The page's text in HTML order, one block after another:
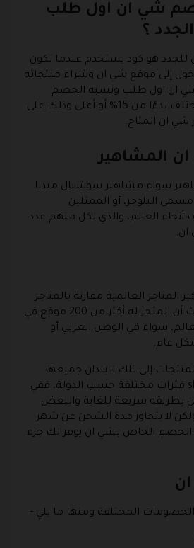
شي ان اول طلب
؟
هو كود يستخدم عندما تكون
إلى موقع شي ان وشراء منتجاته
ان اول طلب ونسبة الخصم
للمستخدمين الجدد تختلف بدءًا من 15% أو أعلى وذلك على
ان المتاح.
المشاهير
سواء مشاهير سوشيال ميديا
البلوجر، أو الممثلين
العالم، والذي لكل منهم عدد
العالمية مقارنة بالمتاجر
الأخرى المشابه له، حيث أن المتجر له أكثر من 200 موقع في
سواء في الوطن العربي أو
عام.
إلى تلك البلدان جميعها
ويستغرق توصيل shein فترات مختلفة حسب الدولة، ففي
بطريقه سريعة للغاية والبعض
ولكن لا يتجاوز مدة الشحن عن شهر
الخصم الخاص بشي ان يوفر لك جزء
المختلفة ومنها ما يلي:-